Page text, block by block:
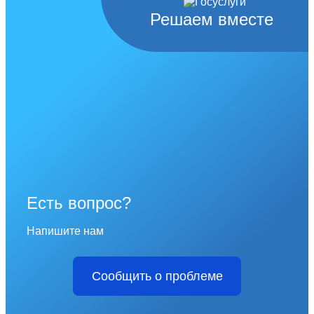
Решаем вместе
Есть вопрос?
Напишите нам
Сообщить о проблеме